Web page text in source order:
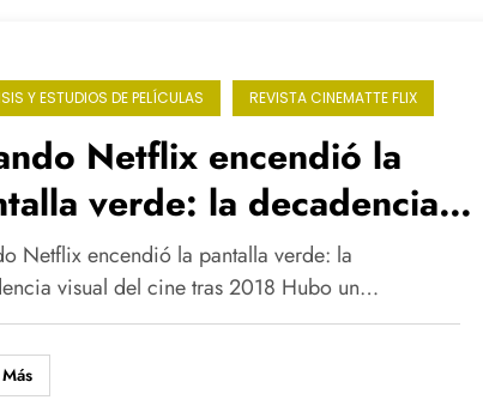
Y ESTUDIOS DE PELÍCULAS REVISTA CINEMATTE FLIX
Netflix encendió la
verde: la decadencia
del cine tras 2018
Netflix encendió la pantalla verde: la
visual del cine tras 2018 Hubo un…